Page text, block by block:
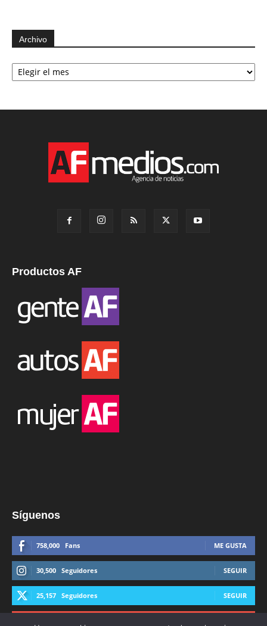
Archivo
Archivo
Productos AF
Síguenos
758,000 Fans ME GUSTA
30,500 Seguidores SEGUIR
25,157 Seguidores SEGUIR